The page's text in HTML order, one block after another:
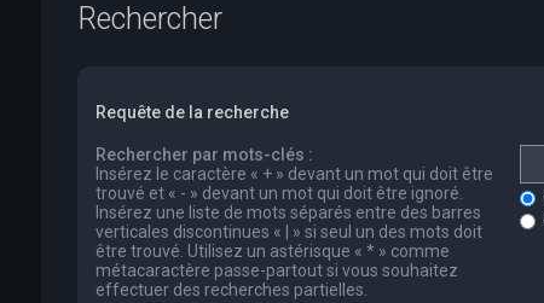
Rechercher
Requête de la recherche
Rechercher par mots-clés :
Insérez le caractère « + » devant un mot qui doit être
trouvé et « - » devant un mot qui doit être ignoré.
Insérez une liste de mots séparés entre des barres
verticales discontinues « | » si seul un des mots doit
être trouvé. Utilisez un astérisque « * » comme
métacaractère passe-partout si vous souhaitez
effectuer des recherches partielles.